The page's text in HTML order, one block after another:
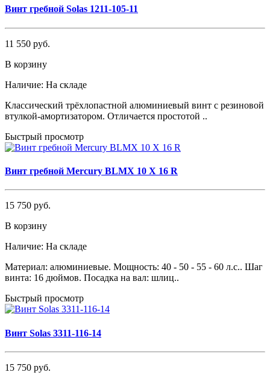
Винт гребной Solas 1211-105-11
11 550 руб.
В корзину
Наличие: На складе
Классический трёхлопастной алюминиевый винт с резиновой
втулкой-амортизатором. Отличается простотой ..
Быстрый просмотр
Винт гребной Mercury BLMX 10 X 16 R
15 750 руб.
В корзину
Наличие: На складе
Материал: алюминиевые. Мощность: 40 - 50 - 55 - 60 л.с.. Шаг
винта: 16 дюймов. Посадка на вал: шлиц..
Быстрый просмотр
Винт Solas 3311-116-14
15 750 руб.